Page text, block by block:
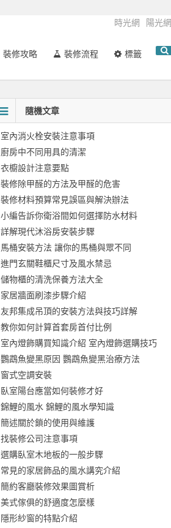
時光網 陽光網
裝修攻略 裝修流程 標籤
隨機文章
室內消火栓安裝注意事項
廚房中不同用具的清潔
衣櫥設計注意要點
裝修除甲醛的方法及甲醛的危害
裝修材料預算常見誤區與解決辦法
小編告訴你衛浴間如何選擇防水材料
詳解現代沐浴房安裝步驟
馬桶安裝方法 讓你的馬桶與眾不同
進門玄關鞋櫃尺寸及風水禁忌
儲物櫃的清洗保養方法大全
家居牆面刷漆步驟介紹
友邦集成吊頂的安裝方法與技巧詳解
教你如何計算首套房首付比例
室內燈飾購買知識介紹 室內燈飾選購技巧
鸚鵡魚變黑原因 鸚鵡魚變黑治療方法
窗式空調安裝
臥室陽台應當如何裝修才好
錦鯉的風水 錦鯉的風水學知識
簡述關於鎖的使用與維護
找裝修公司注意事項
選購臥室木地板的一般步驟
常見的家居飾品的風水講究介紹
簡約客廳裝修效果圖賞析
美式傢俱的舒適度怎麼樣
隱形紗窗的特點介紹